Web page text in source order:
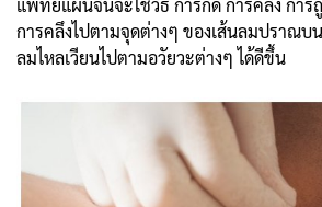
แพทย์แผนจีนจะใช้วิธี การกด การคลึง การ
การคลึงไปตามจุดต่างๆ ของเส้นลมปราณบ
ลมไหลเวียนไปตามอวัยวะต่างๆ ได้ดีขึ้น